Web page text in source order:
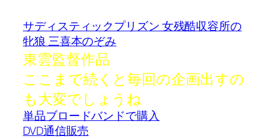
サディスティックプリズン 女残酷収容所の
牝狼 三喜本のぞみ
東雲監督作品
ここまで続くと毎回の企画出すの
も大変でしょうね
単品ブロードバンドで購入
DVD通信販売